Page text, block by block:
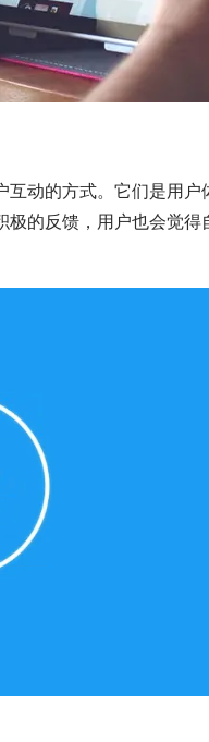
动的方式。它们是用户
的反馈，用户也会觉得